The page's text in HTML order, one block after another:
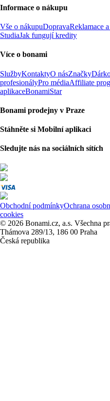
Informace o nákupu
Vše o nákupuDopravaReklamace
StudiaJak fungují kredity
Více o bonami
SlužbyKontaktyO násZnačky
profesionályPro médiaAffiliate
aplikaceBonamiStar
Bonami prodejny v Praze
Stáhněte si Mobilní aplikaci
Sledujte nás na sociálních sítích
Obchodní podmínkyOchrana
cookies
© 2026 Bonami.cz, a.s. Všechna
Thámova 289/13, 186 00 Praha
Česká republika